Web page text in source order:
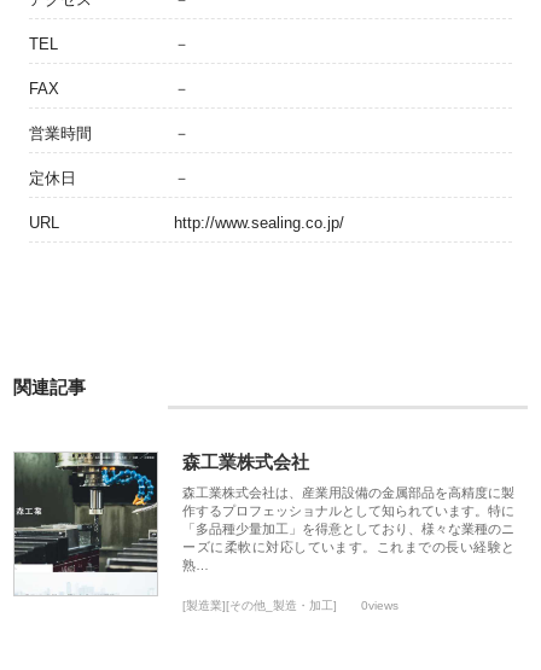
TEL －
FAX －
営業時間 －
定休日 －
URL http://www.sealing.co.jp/
関連記事
森工業株式会社
森工業株式会社は、産業用設備の金属部品を高精度に製
作するプロフェッショナルとして知られています。特に
「多品種少量加工」を得意としており、様々な業種のニ
ーズに柔軟に対応しています。これまでの長い経験と
熟…
[製造業][その他_製造・加工] 0views